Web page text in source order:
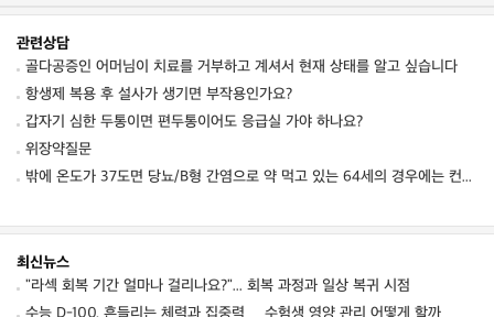
관련상담
골다공증인 어머님이 치료를 거부하고 계셔서 현재 상태를 알고 싶습니다
항생제 복용 후 설사가 생기면 부작용인가요?
갑자기 심한 두통이면 편두통이어도 응급실 가야 하나요?
위장약질문
밖에 온도가 37도면 당뇨/B형 간염으로 약 먹고 있는 64세의 경우에는 컨디션 저하를 동
최신뉴스
"라섹 회복 기간 얼마나 걸리나요?"... 회복 과정과 일상 복귀 시점
수능 D-100, 흔들리는 체력과 집중력… 수험생 영양 관리 어떻게 할까